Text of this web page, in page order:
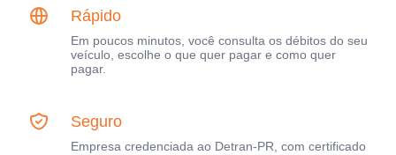
Rápido
Em poucos minutos, você consulta os débitos do seu
veículo, escolhe o que quer pagar e como quer
pagar.
Seguro
Empresa credenciada ao Detran-PR, com certificado